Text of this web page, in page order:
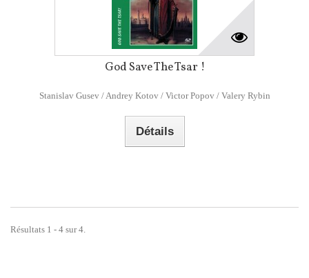
God Save The Tsar !
Stanislav Gusev / Andrey Kotov / Victor Popov / Valery Rybin
Détails
Résultats 1 - 4 sur 4.